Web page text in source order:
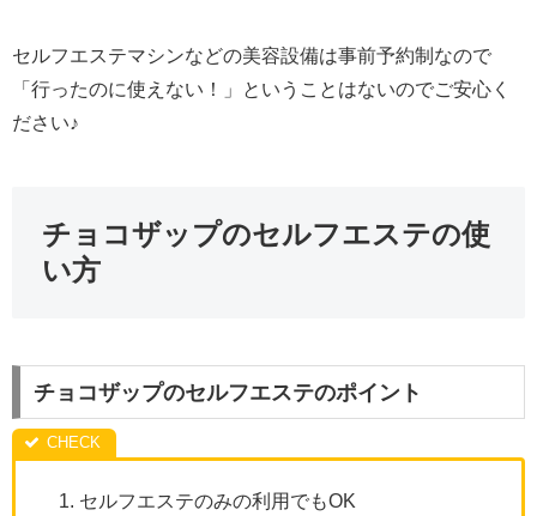
セルフエステマシンなどの美容設備は事前予約制なので
「行ったのに使えない！」ということはないのでご安心く
ださい♪
チョコザップのセルフエステの使
い方
チョコザップのセルフエステのポイント
セルフエステのみの利用でもOK